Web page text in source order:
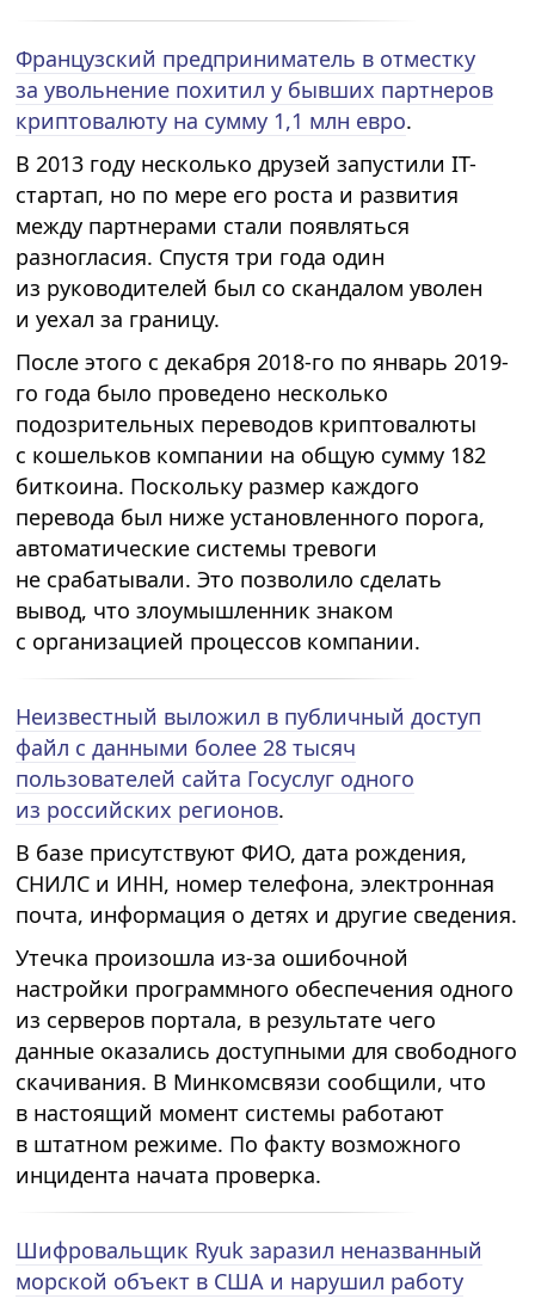
Французский предприниматель в отместку
за увольнение похитил у бывших партнеров
криптовалюту на сумму 1,1 млн евро.
В 2013 году несколько друзей запустили IT-
стартап, но по мере его роста и развития
между партнерами стали появляться
разногласия. Спустя три года один
из руководителей был со скандалом уволен
и уехал за границу.
После этого с декабря 2018-го по январь 2019-
го года было проведено несколько
подозрительных переводов криптовалюты
с кошельков компании на общую сумму 182
биткоина. Поскольку размер каждого
перевода был ниже установленного порога,
автоматические системы тревоги
не срабатывали. Это позволило сделать
вывод, что злоумышленник знаком
с организацией процессов компании.
Неизвестный выложил в публичный доступ
файл с данными более 28 тысяч
пользователей сайта Госуслуг одного
из российских регионов.
В базе присутствуют ФИО, дата рождения,
СНИЛС и ИНН, номер телефона, электронная
почта, информация о детях и другие сведения.
Утечка произошла из-за ошибочной
настройки программного обеспечения одного
из серверов портала, в результате чего
данные оказались доступными для свободного
скачивания. В Минкомсвязи сообщили, что
в настоящий момент системы работают
в штатном режиме. По факту возможного
инцидента начата проверка.
Шифровальщик Ryuk заразил неназванный
морской объект в США и нарушил работу